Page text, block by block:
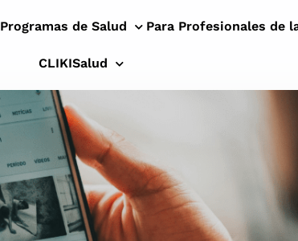
Programas de Salud Para Profesionales de
CLIKISalud